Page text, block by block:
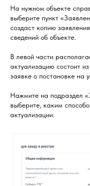
На нужном объекте
выберите пункт
создаст копию
сведений об объекте.
В левой части
актуализацию состоит
заявке о постановке на
Нажмите на подраздел
выберите, каким
актуализации.